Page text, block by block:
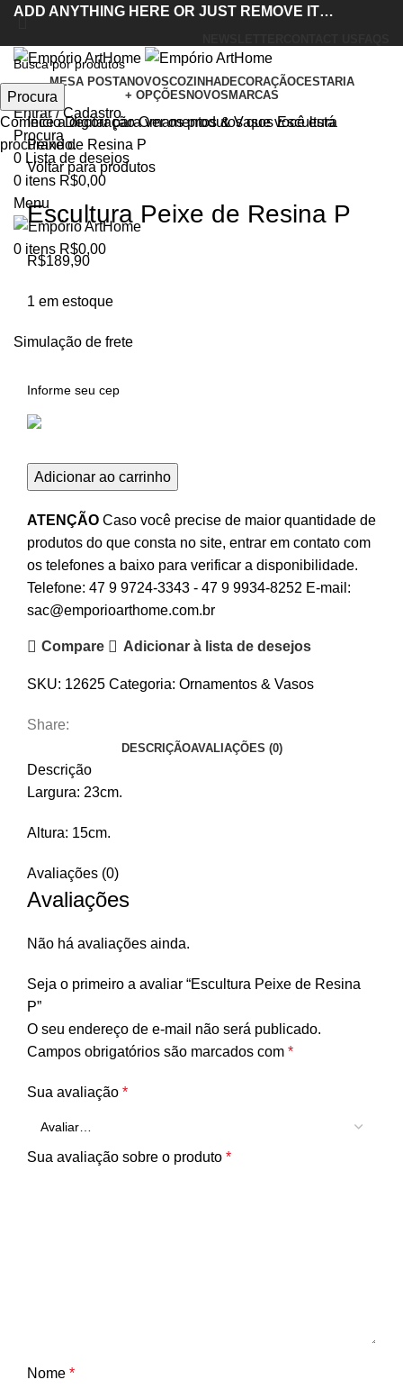
ADD ANYTHING HERE OR JUST REMOVE IT…
MESA POSTANOVOSCOZINHADECORAÇÃOCESTARIA
+ OPÇÕES NOVOS MARCAS
Entrar / Cadastro
Procura
0 Lista de desejos
0 itens R$0,00
Menu
0 itens R$0,00
Clique para ampliar
InícioDecoraçãoOrnamentos & VasosEscultura
Peixe de Resina P
Voltar para produtos
Escultura Peixe de Resina P
R$189,90
1 em estoque
Simulação de frete
Adicionar ao carrinho
ATENÇÃO Caso você precise de maior quantidade de
produtos do que consta no site, entrar em contato com
os telefones a baixo para verificar a disponibilidade.
Telefone: 47 9 9724-3343 - 47 9 9934-8252 E-mail:
sac@emporioarthome.com.br
Compare Adicionar à lista de desejos
SKU: 12625 Categoria: Ornamentos & Vasos
Share:
DESCRIÇÃOAVALIAÇÕES (0)
Descrição
Largura: 23cm.
Altura: 15cm.
Avaliações (0)
Avaliações
Não há avaliações ainda.
Seja o primeiro a avaliar “Escultura Peixe de Resina
P”
O seu endereço de e-mail não será publicado.
Campos obrigatórios são marcados com *
Sua avaliação *
Sua avaliação sobre o produto *
Nome *
Procura
Comece a digitar para ver os produtos que você está
procurando.